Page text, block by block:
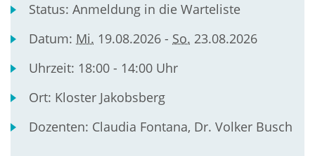
Status:Anmeldung in die Warteliste
Datum: Mi. 19.08.2026 - So. 23.08.2026
Uhrzeit: 18:00 - 14:00 Uhr
Ort: Kloster Jakobsberg
Dozenten: Claudia Fontana, Dr. Volker Busch